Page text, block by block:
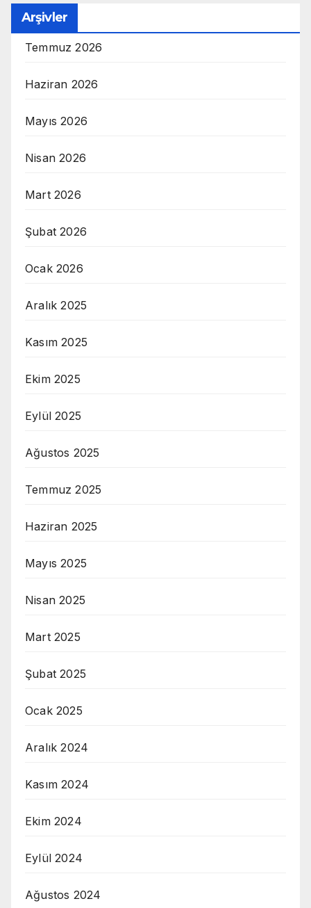
Arşivler
Temmuz 2026
Haziran 2026
Mayıs 2026
Nisan 2026
Mart 2026
Şubat 2026
Ocak 2026
Aralık 2025
Kasım 2025
Ekim 2025
Eylül 2025
Ağustos 2025
Temmuz 2025
Haziran 2025
Mayıs 2025
Nisan 2025
Mart 2025
Şubat 2025
Ocak 2025
Aralık 2024
Kasım 2024
Ekim 2024
Eylül 2024
Ağustos 2024